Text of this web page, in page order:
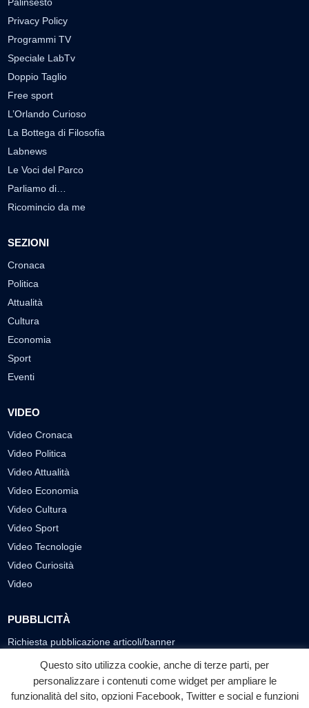
Privacy Policy
Programmi TV
Speciale LabTv
Doppio Taglio
Free sport
L’Orlando Curioso
La Bottega di Filosofia
Labnews
Le Voci del Parco
Parliamo di…
Ricomincio da me
SEZIONI
Cronaca
Politica
Attualità
Cultura
Economia
Sport
Eventi
VIDEO
Video Cronaca
Video Politica
Video Attualità
Video Economia
Video Cultura
Video Sport
Video Tecnologie
Video Curiosità
Video
PUBBLICITÀ
Richiesta pubblicazione articoli/banner
SEGUICI SUI SOCIAL
f ◎ ▶
Questo sito utilizza cookie, anche di terze parti, per
personalizzare i contenuti come widget per ampliare le
funzionalità del sito, opzioni Facebook, Twitter e social e funzioni